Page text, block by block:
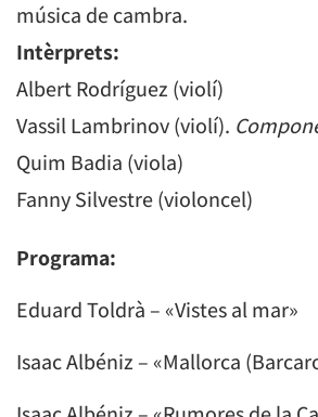
música de cambra.
Intèrprets:
Albert Rodríguez (violí)
Vassil Lambrinov (violí).
Quim Badia (viola)
Fanny Silvestre (violoncel)
Programa:
Eduard Toldrà – «Vistes al mar»
Isaac Albéniz – «Mallorca